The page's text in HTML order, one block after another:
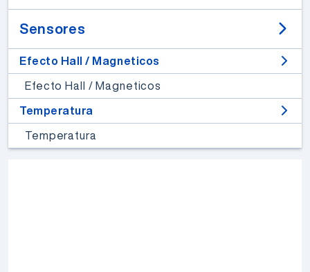
Sensores
Efecto Hall / Magneticos
Efecto Hall / Magneticos
Temperatura
Temperatura